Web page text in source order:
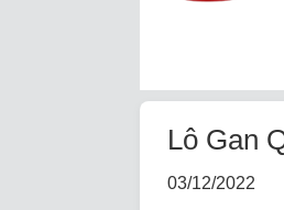
Lô Gan
03/12/2022